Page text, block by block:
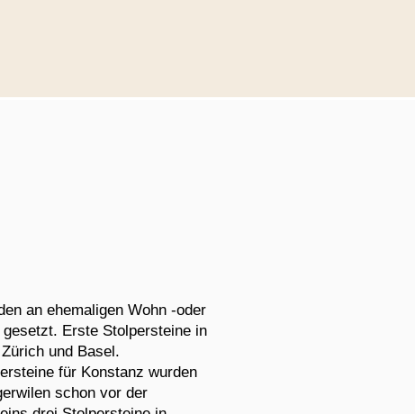
an ehemaligen Wohn -oder
Erste Stolpersteine in
und Basel.
für Konstanz wurden
schon vor der